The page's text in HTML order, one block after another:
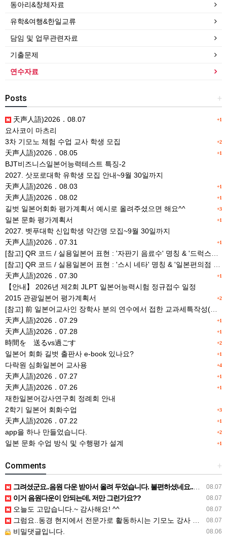
동아리&창체자료
유학&여행&한일교류
담임 및 업무관련자료
기출문제
연수자료
+
Posts
+1
天声人語)2026．08.07
요사코이 마츠리
+2
3차 기모노 체험 수업 교사 학생 모집
+1
天声人語)2026．08.05
BJT비즈니스일본어능력테스트 특징-2
2027. 삿포로대학 유학생 모집 안내~9월 30일까지
+1
天声人語)2026．08.03
+1
天声人語)2026．08.02
+3
길벗 일본어회화 평가계획서 예시로 올려주셨으면 해요^^
+1
일본 문화 평가계획서
2027. 벳푸대학 신입학생 약간명 모집~9월 30일까지
+1
天声人語)2026．07.31
+1
天声人語)2026．07.30
【안내】 2026년 제2회 JLPT 일본어능력시험 정규접수 일정
+2
2015 관광일본어 평가계획서
+1
天声人語)2026．07.29
+1
天声人語)2026．07.28
+2
時間を 送るvs過ごす
+1
일본어 회화 길벗 출판사 e-book 있나요?
+4
다락원 심화일본어 교사용
+1
天声人語)2026．07.27
+1
天声人語)2026．07.26
재한일본어강사연구회 정례회 안내
+3
2학기 일본어 회화수업
+1
天声人語)2026．07.22
+2
app을 하나 만들었습니다.
+1
일본 문화 수업 방식 및 수행평가 설계
+
Comments
08.07
그려셨군요..음원 다운 받아서 올려 두었습니다. 불편하셨네요..죄송합니다..
08.07
이거 음원다운이 안되는데, 저만 그런가요??
08.07
오늘도 고맙습니다.~ 감사해요! ^^
08.07
그럼요..동경 현지에서 전문가로 활동하시는 기모노 강사 이십니다.
08.06
비밀댓글입니다.